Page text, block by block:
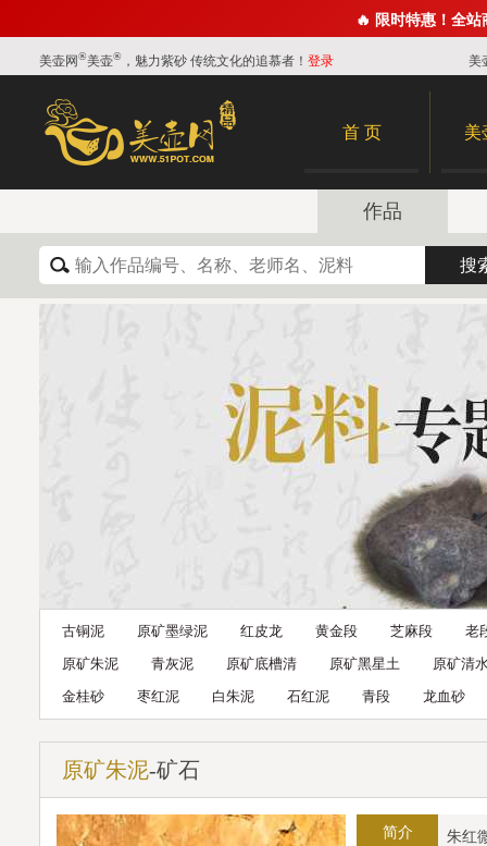
🔥 限时特惠！全
美壶网®美壶® ，魅力紫砂 传统文化的追慕者！ 登录 美
首 页 美
作品
古铜泥 原矿墨绿泥 红皮龙 黄金段 芝麻段
老
原矿朱泥
青灰泥 原矿底槽清 原矿黑星土
原矿清
金桂砂
枣红泥 白朱泥 石红泥 青段 龙血砂
原矿朱泥-矿石
简介
朱红